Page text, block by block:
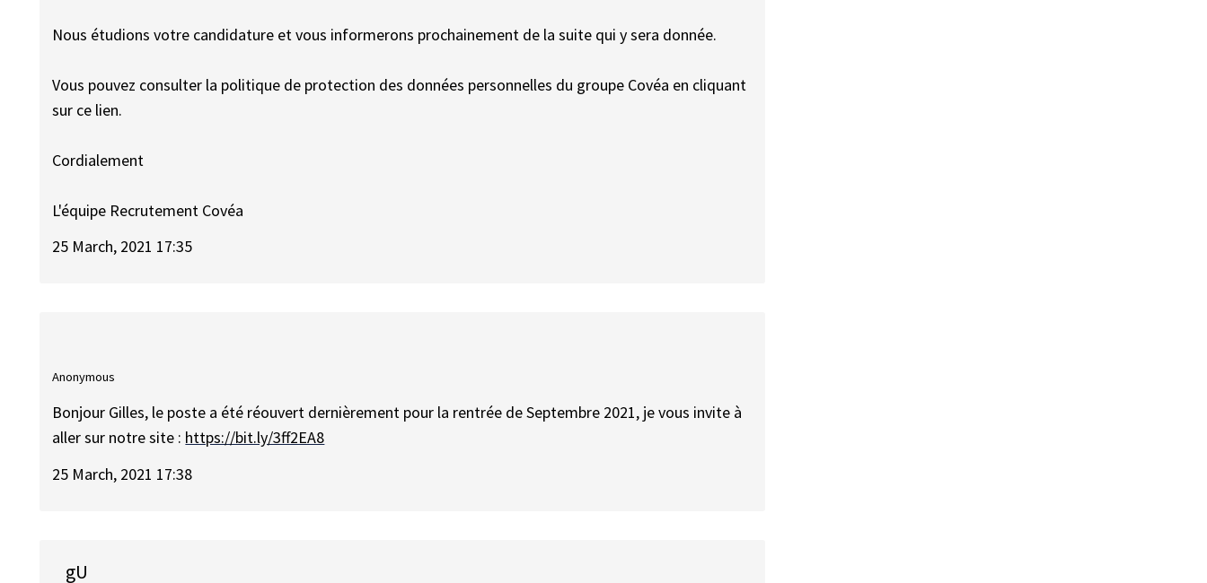
Nous étudions votre candidature et vous informerons prochainement de la suite qui y sera donnée.
Vous pouvez consulter la politique de protection des données personnelles du groupe Covéa en cliquant
sur ce lien.
Cordialement
L'équipe Recrutement Covéa
25 March, 2021 17:35
Anonymous
Bonjour Gilles, le poste a été réouvert dernièrement pour la rentrée de Septembre 2021, je vous invite à
aller sur notre site : https://bit.ly/3ff2EA8
25 March, 2021 17:38
gU